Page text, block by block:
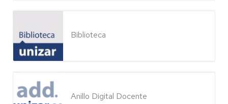
Biblioteca
Anillo Digital Docente